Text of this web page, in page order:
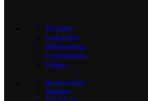
Elcykler
Ladcykler
Beklædning
Cykelhjelme
Udstyr
Reservedele
Mærker